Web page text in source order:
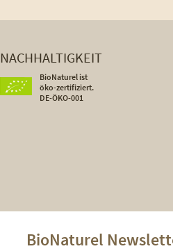
NACHHALTIGKEIT
BioNaturel ist
öko-zertifiziert.
DE-ÖKO-001
BioNaturel